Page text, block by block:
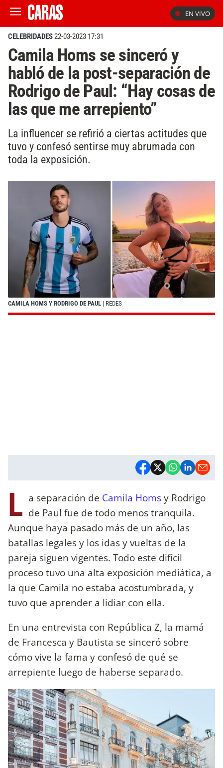
EN VIVO
CELEBRIDADES22-03-2023 17:31
Camila Homs se sinceró y
habló de la post-separación de
Rodrigo de Paul: “Hay cosas de
las que me arrepiento”
La influencer se refirió a ciertas actitudes que
tuvo y confesó sentirse muy abrumada con
toda la exposición.
CAMILA HOMS Y RODRIGO DE PAUL | REDES
L a separación de Camila Homsy Rodrigo
de Paul fue de todo menos tranquila.
Aunque haya pasado más de un año, las
batallas legales y los idas y vueltas de la
pareja siguen vigentes. Todo este difícil
proceso tuvo una alta exposición mediática, a
la que Camila no estaba acostumbrada, y
tuvo que aprender a lidiar con ella.
En una entrevista con República Z, la mamá
de Francesca y Bautista se sinceró sobre
cómo vive la fama y confesó de qué se
arrepiente luego de haberse separado.